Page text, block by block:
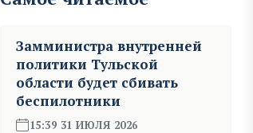
Замминистра внутренней
политики Тульской
области будет сбивать
беспилотники
15:39 31 ИЮЛЯ 2026